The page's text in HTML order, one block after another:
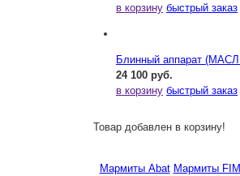
в корзину быстрый заказ
Блинный аппарат
24 100 руб.
в корзину быстрый заказ
Товар добавлен в корзину!
Мармиты Abat Мармиты